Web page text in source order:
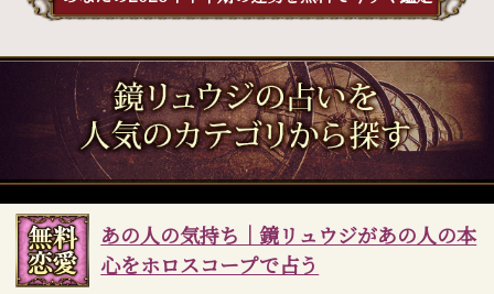
あの人の気持ち｜鏡リュウジがあの人の本
心をホロスコープで占う